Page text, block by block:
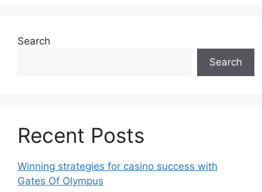
Search
Search
Recent Posts
Winning strategies for casino success with
Gates Of Olympus